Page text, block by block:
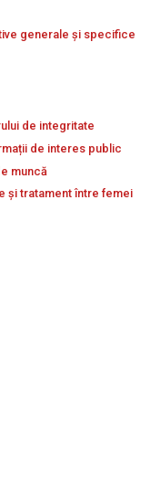
generale și specifice
de integritate
de interes public
muncă
și tratament între femei